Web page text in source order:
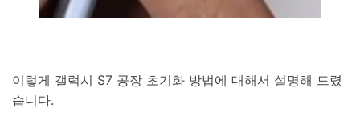
이렇게 갤럭시 S7 공장 초기화 방법에 대해서 설명해 드렸
습니다.